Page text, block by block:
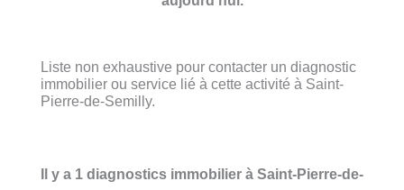
Liste non exhaustive pour contacter un diagnostic
immobilier ou service lié à cette activité à Saint-
Pierre-de-Semilly.
Il y a 1 diagnostics immobilier à Saint-Pierre-de-